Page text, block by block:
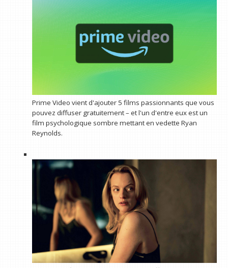
Prime Video vient d'ajouter 5 films passionnants que vous
pouvez diffuser gratuitement – ​​et l'un d'entre eux est un
film psychologique sombre mettant en vedette Ryan
Reynolds.